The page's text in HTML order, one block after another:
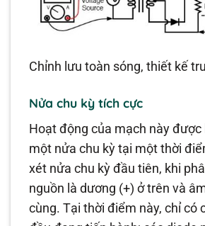
Chỉnh lưu toàn sóng, thiết kế
Nửa chu kỳ tích cực
Hoạt động của mạch này được
một nửa chu kỳ tại một thời
xét nửa chu kỳ đầu tiên, khi
nguồn là dương (+) ở trên và
cùng. Tại thời điểm này, chỉ có